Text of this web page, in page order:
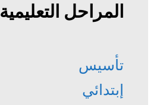
المراحل التعليمية
تأسيس
إبتدائي